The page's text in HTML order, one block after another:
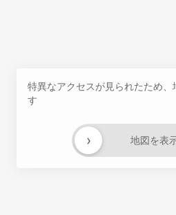
特異なアクセスが見られたため、
す
地図を表
›